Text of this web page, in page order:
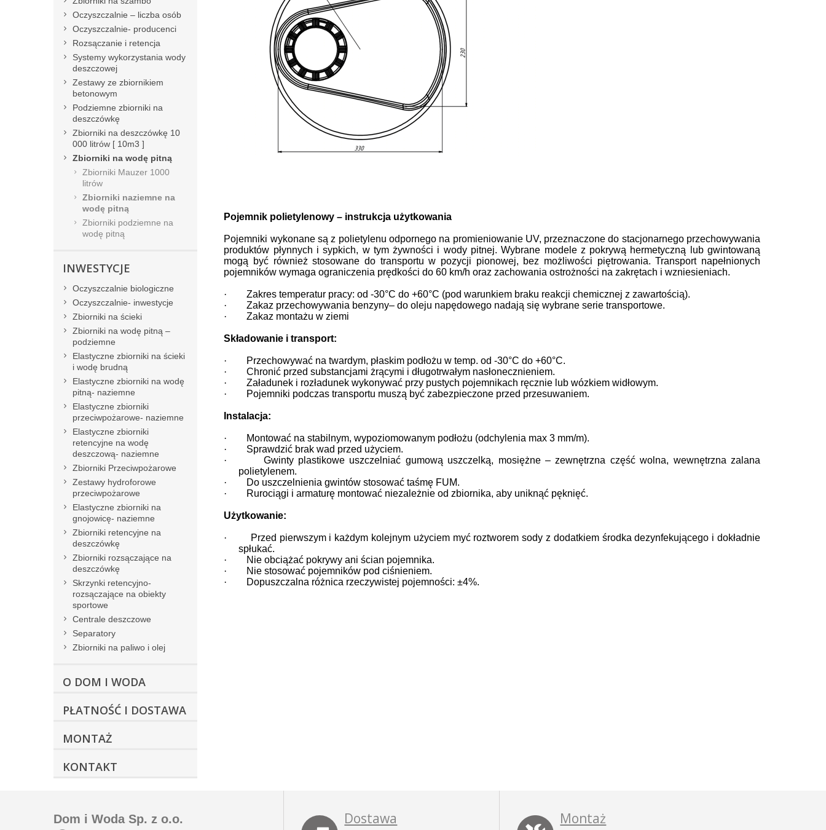
Pojemnik polietylenowy – instrukcja użytkowania
Pojemniki wykonane są z polietylenu odpornego na promieniowanie UV, przeznaczone do stacjonarnego przechowywania
produktów płynnych i sypkich, w tym żywności i wody pitnej. Wybrane modele z pokrywą hermetyczną lub gwintowaną
mogą być również stosowane do transportu w pozycji pionowej, bez możliwości piętrowania. Transport napełnionych
pojemników wymaga ograniczenia prędkości do 60 km/h oraz zachowania ostrożności na zakrętach i wzniesieniach.
·
Zakres temperatur pracy: od -30°C do +60°C (pod warunkiem braku reakcji chemicznej z zawartością).
·
Zakaz przechowywania benzyny– do oleju napędowego nadają się wybrane serie transportowe.
·
Zakaz montażu w ziemi
Składowanie i transport:
·
Przechowywać na twardym, płaskim podłożu w temp. od -30°C do +60°C.
·
Chronić przed substancjami żrącymi i długotrwałym nasłonecznieniem.
·
Załadunek i rozładunek wykonywać przy pustych pojemnikach ręcznie lub wózkiem widłowym.
·
Pojemniki podczas transportu muszą być zabezpieczone przed przesuwaniem.
Instalacja:
·
Montować na stabilnym, wypoziomowanym podłożu (odchylenia max 3 mm/m).
·
Sprawdzić brak wad przed użyciem.
·
Gwinty plastikowe uszczelniać gumową uszczelką, mosiężne – zewnętrzna część wolna, wewnętrzna zalana
polietylenem.
·
Do uszczelnienia gwintów stosować taśmę FUM.
·
Rurociągi i armaturę montować niezależnie od zbiornika, aby uniknąć pęknięć.
Użytkowanie:
·
Przed pierwszym i każdym kolejnym użyciem myć roztworem sody z dodatkiem środka dezynfekującego i dokładnie
spłukać.
·
Nie obciążać pokrywy ani ścian pojemnika.
·
Nie stosować pojemników pod ciśnieniem.
·
Dopuszczalna różnica rzeczywistej pojemności: ±4%.
Oczyszczalnie – liczba osób
Oczyszczalnie- producenci
Rozsączanie i retencja
Systemy wykorzystania wody
deszczowej
Zestawy ze zbiornikiem
betonowym
Podziemne zbiorniki na
deszczówkę
Zbiorniki na deszczówkę 10
000 litrów [ 10m3 ]
Zbiorniki na wodę pitną
Zbiorniki Mauzer 1000
litrów
Zbiorniki naziemne na
wodę pitną
Zbiorniki podziemne na
wodę pitną
INWESTYCJE
Oczyszczalnie biologiczne
Oczyszczalnie- inwestycje
Zbiorniki na ścieki
Zbiorniki na wodę pitną –
podziemne
Elastyczne zbiorniki na ścieki
i wodę brudną
Elastyczne zbiorniki na wodę
pitną- naziemne
Elastyczne zbiorniki
przeciwpożarowe- naziemne
Elastyczne zbiorniki
retencyjne na wodę
deszczową- naziemne
Zbiorniki Przeciwpożarowe
Zestawy hydroforowe
przeciwpożarowe
Elastyczne zbiorniki na
gnojowicę- naziemne
Zbiorniki retencyjne na
deszczówkę
Zbiorniki rozsączające na
deszczówkę
Skrzynki retencyjno-
rozsączające na obiekty
sportowe
Centrale deszczowe
Separatory
Zbiorniki na paliwo i olej
O DOM I WODA
PŁATNOŚĆ I DOSTAWA
MONTAŻ
KONTAKT
Dom i Woda Sp. z o.o. Dostawa Montaż